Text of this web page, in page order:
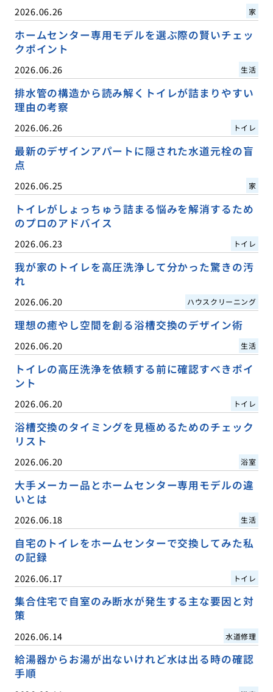
2026.06.26 家
ホームセンター専用モデルを選ぶ際の賢いチェッ
クポイント
2026.06.26 生活
排水管の構造から読み解くトイレが詰まりやすい
理由の考察
2026.06.26 トイレ
最新のデザインアパートに隠された水道元栓の盲
点
2026.06.25 家
トイレがしょっちゅう詰まる悩みを解消するため
のプロのアドバイス
2026.06.23 トイレ
我が家のトイレを高圧洗浄して分かった驚きの汚
れ
2026.06.20 ハウスクリーニング
理想の癒やし空間を創る浴槽交換のデザイン術
2026.06.20 生活
トイレの高圧洗浄を依頼する前に確認すべきポイ
ント
2026.06.20 トイレ
浴槽交換のタイミングを見極めるためのチェック
リスト
2026.06.20 浴室
大手メーカー品とホームセンター専用モデルの違
いとは
2026.06.18 生活
自宅のトイレをホームセンターで交換してみた私
の記録
2026.06.17 トイレ
集合住宅で自室のみ断水が発生する主な要因と対
策
2026.06.14 水道修理
給湯器からお湯が出ないけれど水は出る時の確認
手順